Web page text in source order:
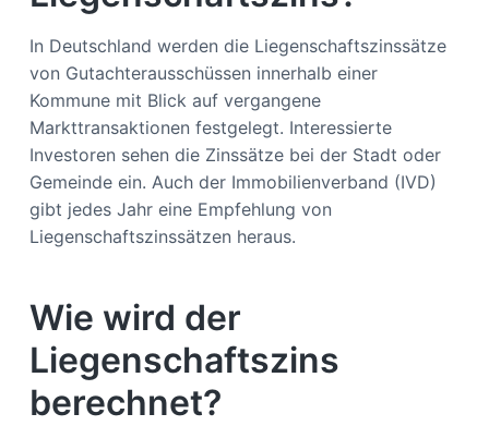
In Deutschland werden die Liegenschaftszinssätze
von Gutachterausschüssen innerhalb einer
Kommune mit Blick auf vergangene
Markttransaktionen festgelegt. Interessierte
Investoren sehen die Zinssätze bei der Stadt oder
Gemeinde ein. Auch der Immobilienverband (IVD)
gibt jedes Jahr eine Empfehlung von
Liegenschaftszinssätzen heraus.
Wie wird der
Liegenschaftszins
berechnet?